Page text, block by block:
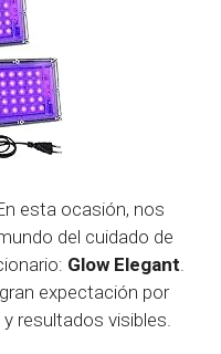
esta ocasión, nos
del cuidado de
Glow Elegant
expectación por
resultados visibles.